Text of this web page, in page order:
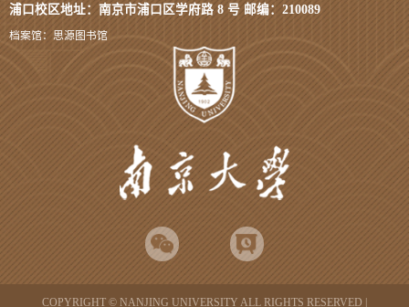
浦口校区地址：南京市浦口区学府路 8 号 邮编：210089
档案馆：思源图书馆
COPYRIGHT © NANJING UNIVERSITY ALL RIGHTS RESERVED |